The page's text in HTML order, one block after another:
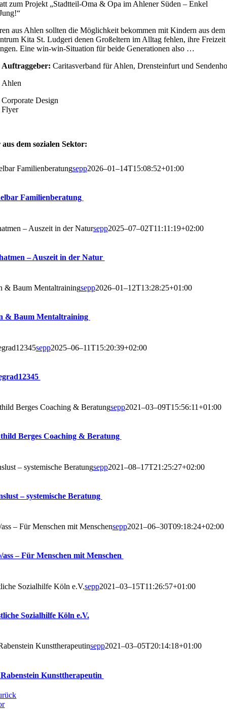
zum Pro­jekt „Stadt­­­teil-Oma & Opa im Ahle­ner Süden – Enkel
aus Ahlen soll­ten die Mög­lich­keit bekom­men mit Kin­dern aus
Kita St. Lud­ge­ri denen Groß­el­tern im All­tag feh­len, ihre Frei­zeit
Eine win-win-Situa­­ti­on für bei­de Gene­ra­tio­nen also …
Auf­trag­ge­ber: Cari­tas­ver­band für Ahlen, Dren­stein­furt und
Ahlen
Cor­po­ra­te Design
Flyer
dem sozia­len Sektor:
Fami­li­en­be­ra­tungsepp2026–01–14T15:08:52+01:00
Familienberatung
– Aus­zeit in der Natursepp2025–07–02T11:11:19+02:00
– Aus­zeit in der Natur
& Baum Men­tal­trai­ningsepp2026–01–12T13:28:25+01:00
& Baum Mentaltraining
sepp2025–06–11T15:20:39+02:00
Ber­ges Coa­ching & Bera­tungsepp2021–03–09T15:56:11+01:00
Ber­ges Coa­ching & Beratung
– sys­te­mi­sche Bera­tungsepp2021–08–17T21:25:27+02:00
– sys­te­mi­sche Beratung
– Für Men­schen mit Men­schensepp2021–06–30T09:18:24+02:00
ass – Für Men­schen mit Menschen
Sozi­al­hil­fe Köln e.V.sepp2021–03–15T11:26:57+01:00
Sozi­al­hil­fe Köln e.V.
Kunst­the­ra­peu­tinsepp2021–03–05T20:14:18+01:00
Kunsttherapeutin